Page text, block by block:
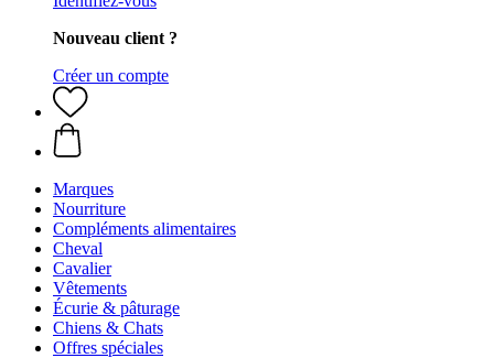
Nouveau client ?
Créer un compte
Marques
Nourriture
Compléments alimentaires
Cheval
Cavalier
Vêtements
Écurie & pâturage
Chiens & Chats
Offres spéciales